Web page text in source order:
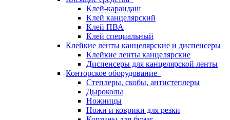
Клей-карандаш
Клей канцелярский
Клей ПВА
Клей специальный
Клейкие ленты канцелярские и диспенсеры
Клейкие ленты канцелярские
Диспенсеры для канцелярской ленты
Конторское оборудование
Степлеры, скобы, антистеплеры
Дыроколы
Ножницы
Ножи и коврики для резки